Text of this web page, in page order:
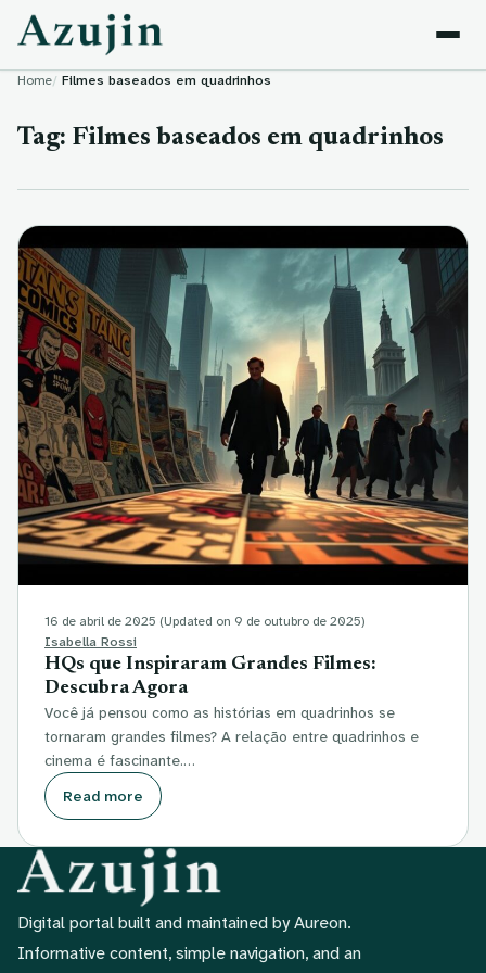
Skip to content
Home Filmes baseados em quadrinhos
Tag: Filmes baseados em quadrinhos
16 de abril de 2025 (Updated on 9 de outubro de 2025)
Isabella Rossi
HQs que Inspiraram Grandes Filmes:
Descubra Agora
Você já pensou como as histórias em quadrinhos se
tornaram grandes filmes? A relação entre quadrinhos e
cinema é fascinante.…
Read more
Digital portal built and maintained by Aureon.
Informative content, simple navigation, and an